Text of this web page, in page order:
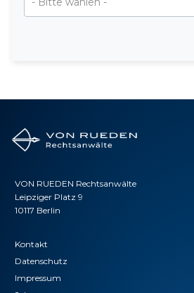
VON RUEDEN Rechtsanwälte
Leipziger Platz 9
10117 Berlin
Kontakt
Datenschutz
Impressum